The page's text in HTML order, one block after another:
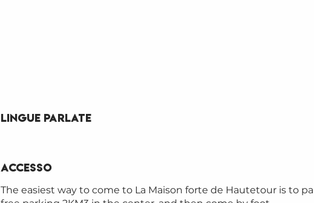
Lingue parlate
Lingue parlate
Accesso
Accesso
The easiest way to come to La Maison forte de Hautetour is to